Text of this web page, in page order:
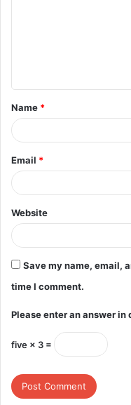
t
*
Name *
Email *
Website
Save my name, email,
time I comment.
Please enter an answer in
five × 3 =